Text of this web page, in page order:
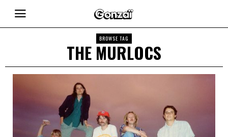
BROWSE TAG
THE MURLOCS